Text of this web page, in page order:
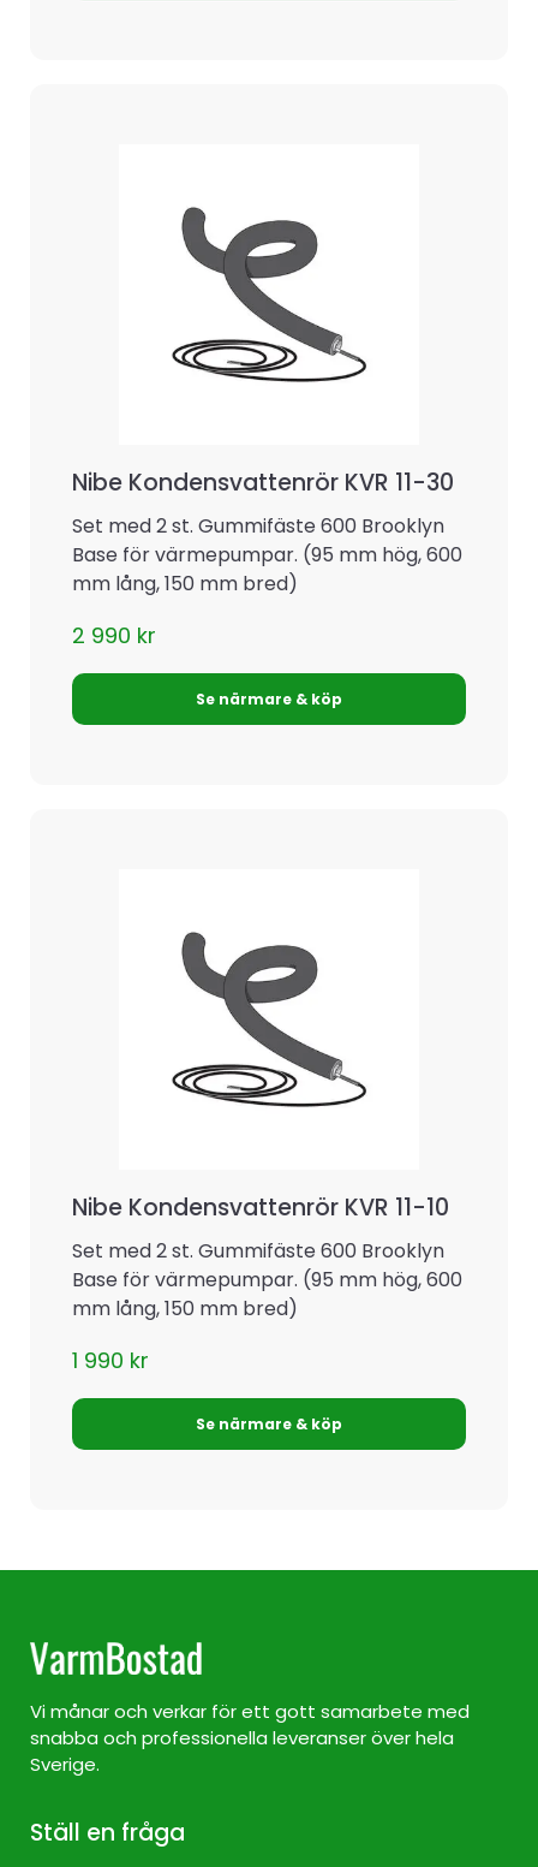
Nibe Kondensvattenrör KVR 11-30
Set med 2 st. Gummifäste 600 Brooklyn
Base för värmepumpar. (95 mm hög, 600
mm lång, 150 mm bred)
2 990 kr
Se närmare & köp
Nibe Kondensvattenrör KVR 11-10
Set med 2 st. Gummifäste 600 Brooklyn
Base för värmepumpar. (95 mm hög, 600
mm lång, 150 mm bred)
1 990 kr
Se närmare & köp
Vi månar och verkar för ett gott samarbete med
snabba och professionella leveranser över hela
Sverige.
Ställ en fråga